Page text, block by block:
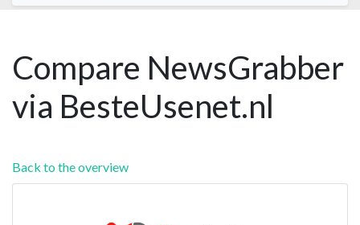
Compare NewsGrabber
via BesteUsenet.nl
Back to the overview